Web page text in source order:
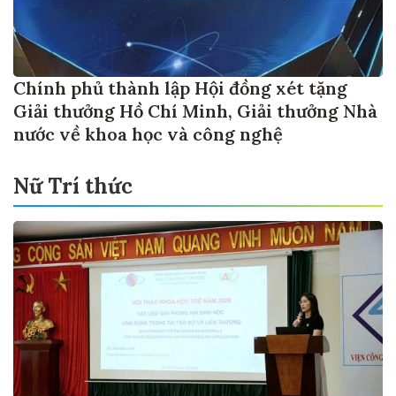
Chính phủ thành lập Hội đồng xét tặng
Giải thưởng Hồ Chí Minh, Giải thưởng Nhà
nước về khoa học và công nghệ
Nữ Trí thức